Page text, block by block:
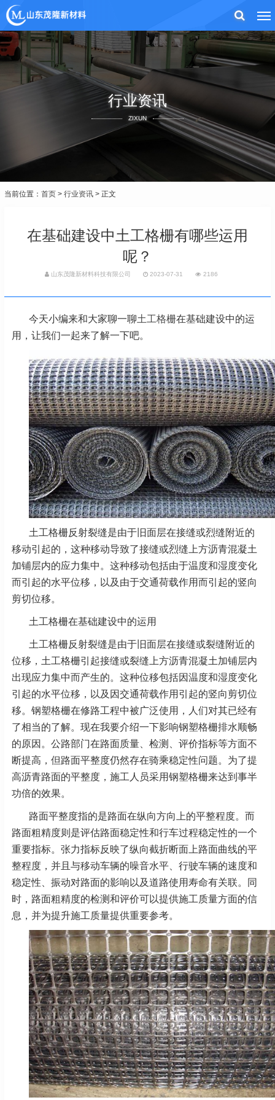
行业资讯
ZIXUN
当前位置： 首页 > 行业资讯 > 正文
在基础建设中土工格栅有哪些运用
呢？
山东茂隆新材料科技有限公司 2023-07-31 2186
今天小编来和大家聊一聊土工格栅在基础建设中的运
用，让我们一起来了解一下吧。
土工格栅反射裂缝是由于旧面层在接缝或烈缝附近的
移动引起的，这种移动导致了接缝或烈缝上方沥青混凝土
加铺层内的应力集中。这种移动包括由于温度和湿度变化
而引起的水平位移，以及由于交通荷载作用而引起的竖向
剪切位移。
土工格栅在基础建设中的运用
土工格栅反射裂缝是由于旧面层在接缝或裂缝附近的
位移，土工格栅引起接缝或裂缝上方沥青混凝土加铺层内
出现应力集中而产生的。这种位移包括因温度和湿度变化
引起的水平位移，以及因交通荷载作用引起的竖向剪切位
移。钢塑格栅在修路工程中被广泛使用，人们对其已经有
了相当的了解。现在我要介绍一下影响钢塑格栅排水顺畅
的原因。公路部门在路面质量、检测、评价指标等方面不
断提高，但路面平整度仍然存在骑乘稳定性问题。为了提
高沥青路面的平整度，施工人员采用钢塑格栅来达到事半
功倍的效果。
路面平整度指的是路面在纵向方向上的平整程度。而
路面粗精度则是评估路面稳定性和行车过程稳定性的一个
重要指标。张力指标反映了纵向截折断面上路面曲线的平
整程度，并且与移动车辆的噪音水平、行驶车辆的速度和
稳定性、振动对路面的影响以及道路使用寿命有关联。同
时，路面粗精度的检测和评价可以提供施工质量方面的信
息，并为提升施工质量提供重要参考。